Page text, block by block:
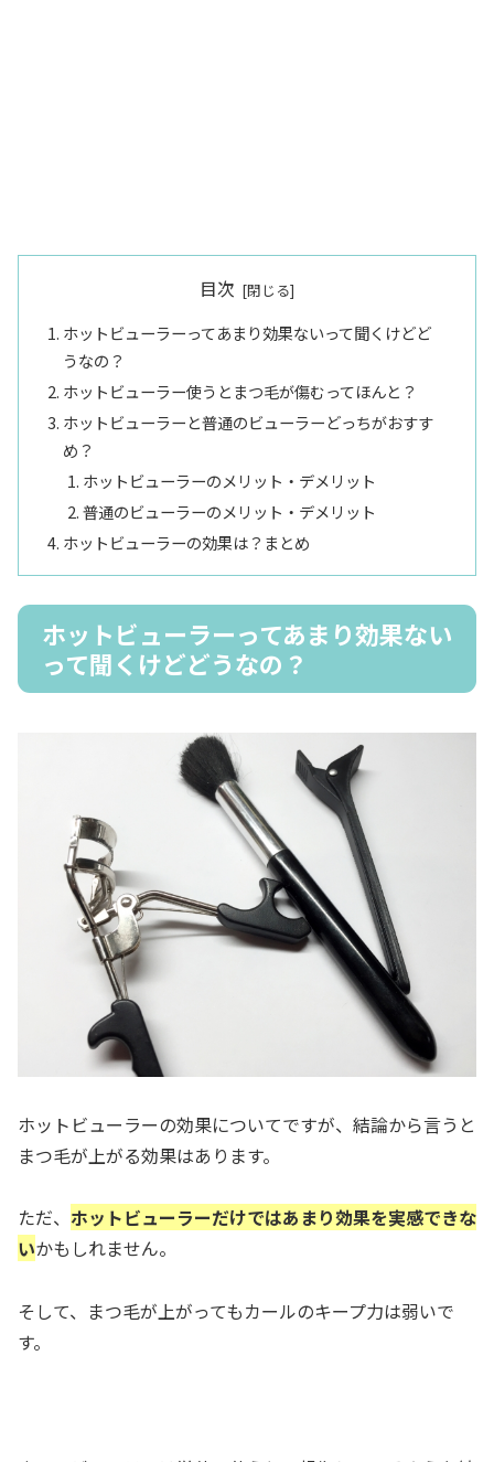
目次
ホットビューラーってあまり効果ないって聞くけどど
うなの？
ホットビューラー使うとまつ毛が傷むってほんと？
ホットビューラーと普通のビューラーどっちがおすす
め？
ホットビューラーのメリット・デメリット
普通のビューラーのメリット・デメリット
ホットビューラーの効果は？まとめ
ホットビューラーってあまり効果ない
って聞くけどどうなの？
ホットビューラーの効果についてですが、結論から言うと
まつ毛が上がる効果はあります。
ただ、 ホットビューラーだけではあまり効果を実感できな
いかもしれません。
そして、まつ毛が上がってもカールのキープ力は弱いで
す。